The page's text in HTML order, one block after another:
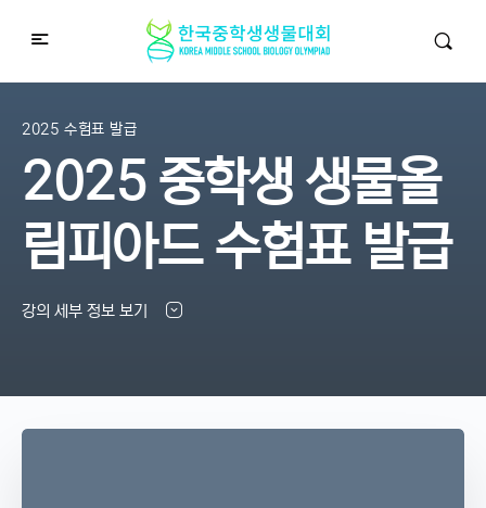
2025 수험표 발급
2025 중학생 생물올
림피아드 수험표 발급
강의 세부 정보 보기